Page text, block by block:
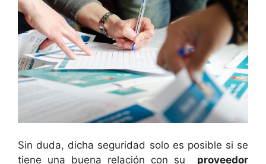
Sin duda, dicha seguridad solo es posible si se
tiene una buena relación con su proveedor